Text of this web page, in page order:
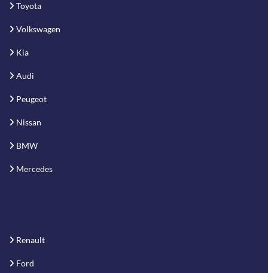
Toyota
Volkswagen
Kia
Audi
Peugeot
Nissan
BMW
Mercedes
Renault
Ford